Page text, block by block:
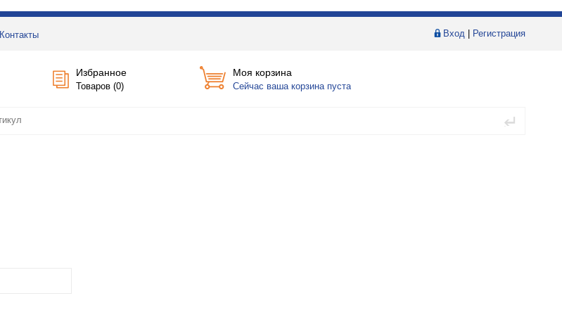
Вход Регистрация
Контакты
Избранное
Товаров (0)
Моя корзина
Сейчас ваша корзина пуста